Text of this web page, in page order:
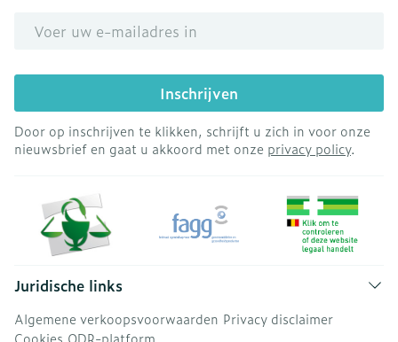
Inschrijven
Door op inschrijven te klikken, schrijft u zich in voor onze
nieuwsbrief en gaat u akkoord met onze privacy policy.
Juridische links
Algemene verkoopsvoorwaarden Privacy disclaimer
Cookies ODR-platform